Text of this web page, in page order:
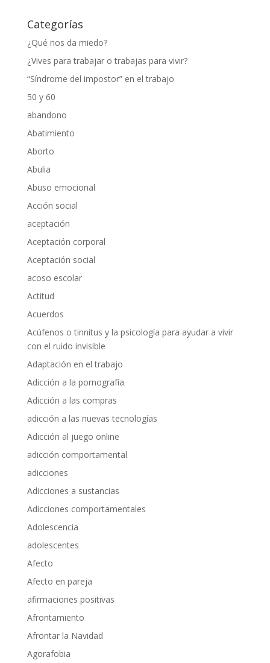
Categorías
¿Qué nos da miedo?
¿Vives para trabajar o trabajas para vivir?
“Síndrome del impostor” en el trabajo
50 y 60
abandono
Abatimiento
Aborto
Abulia
Abuso emocional
Acción social
aceptación
Aceptación corporal
Aceptación social
acoso escolar
Actitud
Acuerdos
Acúfenos o tinnitus y la psicología para ayudar a vivir
con el ruido invisible
Adaptación en el trabajo
Adicción a la pornografía
Adicción a las compras
adicción a las nuevas tecnologías
Adicción al juego online
adicción comportamental
adicciones
Adicciones a sustancias
Adicciones comportamentales
Adolescencia
adolescentes
Afecto
Afecto en pareja
afirmaciones positivas
Afrontamiento
Afrontar la Navidad
Agorafobia